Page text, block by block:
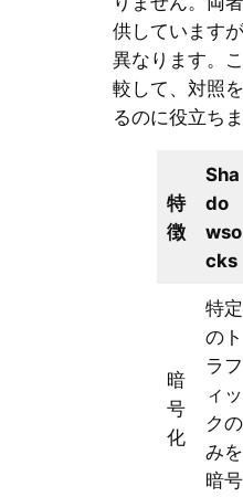
供しています
異なります。
較して、対照
るのに役立ちま
特
徴
Sha
do
wso
cks
暗
号
化
特定
のト
ラフ
ィッ
クの
みを
暗号